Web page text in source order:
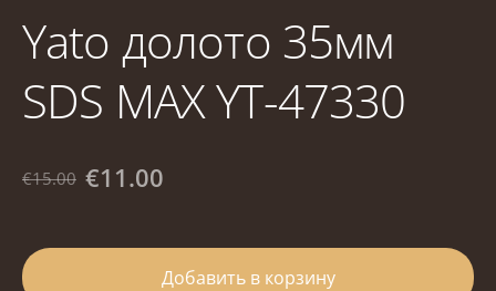
Yato долото 35мм
SDS MAX YT-47330
€15.00 €11.00
Добавить в корзину